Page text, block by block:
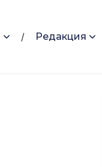
Редакция